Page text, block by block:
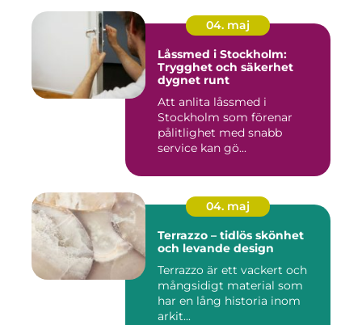
04. maj
Låssmed i Stockholm:
Trygghet och säkerhet
dygnet runt
Att anlita låssmed i
Stockholm som förenar
pålitlighet med snabb
service kan gö...
04. maj
Terrazzo – tidlös skönhet
och levande design
Terrazzo är ett vackert och
mångsidigt material som
har en lång historia inom
arkit...